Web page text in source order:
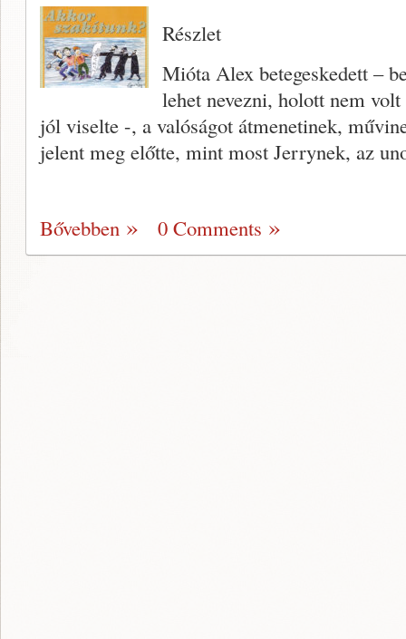
Részlet
Mióta Alex betegeskedett –
lehet nevezni, holott nem
jól viselte -, a valóságot átmenetinek,
jelent meg előtte, mint most Jerrynek, az
Bővebben 0 Comments